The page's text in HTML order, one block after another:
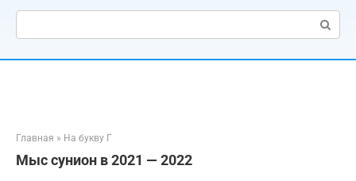
Поиск:
Главная » На букву Г
Мыс сунион в 2021 — 2022